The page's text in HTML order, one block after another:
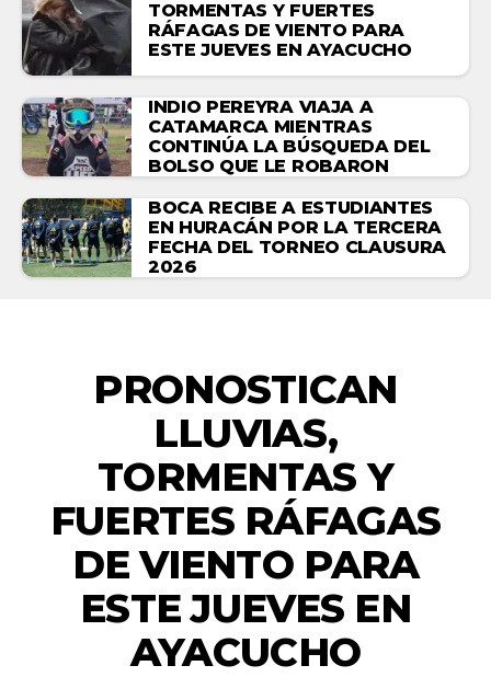
TORMENTAS Y FUERTES
RÁFAGAS DE VIENTO PARA
ESTE JUEVES EN AYACUCHO
INDIO PEREYRA VIAJA A
CATAMARCA MIENTRAS
CONTINÚA LA BÚSQUEDA DEL
BOLSO QUE LE ROBARON
BOCA RECIBE A ESTUDIANTES
EN HURACÁN POR LA TERCERA
FECHA DEL TORNEO CLAUSURA
2026
PRONOSTICAN
LLUVIAS,
TORMENTAS Y
FUERTES RÁFAGAS
DE VIENTO PARA
ESTE JUEVES EN
AYACUCHO